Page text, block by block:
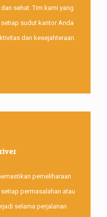
sehat. Tim kami yang
sudut kantor Anda
dan kesejahteraan.
pemeliharaan
permasalahan atau
selama perjalanan.